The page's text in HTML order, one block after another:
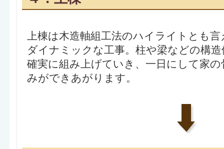
上棟は木造軸組工法のハイライトとも言
ダイナミックな工事。柱や梁などの構造
確実に組み上げていき、一日にして家の
みができあがります。